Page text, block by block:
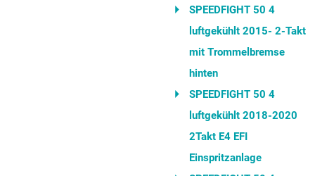
SPEEDFIGHT 50 4
luftgekühlt 2015- 2-Takt
mit Trommelbremse
hinten
SPEEDFIGHT 50 4
luftgekühlt 2018-2020
2Takt E4 EFI
Einspritzanlage